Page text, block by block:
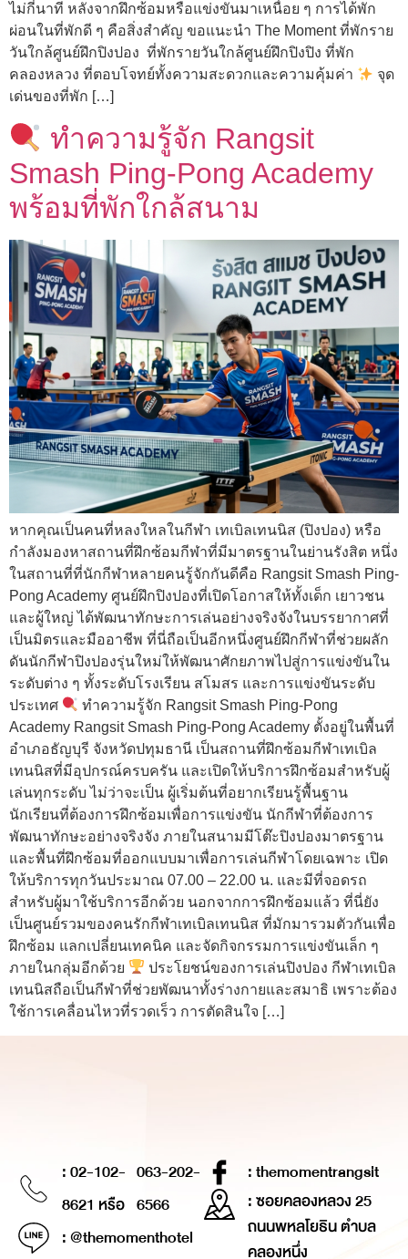
ไม่กี่นาที หลังจากฝึกซ้อมหรือแข่งขันมาเหนื่อย ๆ การได้พัก
ผ่อนในที่พักดี ๆ คือสิ่งสำคัญ ขอแนะนำ The Moment ที่พักราย
วันใกล้ศูนย์ฝึกปิงปอง ที่พักรายวันใกล้ศูนย์ฝึกปิงปิง ที่พัก
คลองหลวง ที่ตอบโจทย์ทั้งความสะดวกและความคุ้มค่า
จุด
เด่นของที่พัก […]
ทำความรู้จัก Rangsit
Smash Ping-Pong Academy
พร้อมที่พักใกล้สนาม
หากคุณเป็นคนที่หลงใหลในกีฬา เทเบิลเทนนิส (ปิงปอง) หรือ
กำลังมองหาสถานที่ฝึกซ้อมกีฬาที่มีมาตรฐานในย่านรังสิต หนึ่ง
ในสถานที่ที่นักกีฬาหลายคนรู้จักกันดีคือ Rangsit Smash Ping-
Pong Academy ศูนย์ฝึกปิงปองที่เปิดโอกาสให้ทั้งเด็ก เยาวชน
และผู้ใหญ่ ได้พัฒนาทักษะการเล่นอย่างจริงจังในบรรยากาศที่
เป็นมิตรและมืออาชีพ ที่นี่ถือเป็นอีกหนึ่งศูนย์ฝึกกีฬาที่ช่วยผลัก
ดันนักกีฬาปิงปองรุ่นใหม่ให้พัฒนาศักยภาพไปสู่การแข่งขันใน
ระดับต่าง ๆ ทั้งระดับโรงเรียน สโมสร และการแข่งขันระดับ
ประเทศ
ทำความรู้จัก Rangsit Smash Ping-Pong
Academy Rangsit Smash Ping-Pong Academy ตั้งอยู่ในพื้นที่
อำเภอธัญบุรี จังหวัดปทุมธานี เป็นสถานที่ฝึกซ้อมกีฬาเทเบิล
เทนนิสที่มีอุปกรณ์ครบครัน และเปิดให้บริการฝึกซ้อมสำหรับผู้
เล่นทุกระดับ ไม่ว่าจะเป็น ผู้เริ่มต้นที่อยากเรียนรู้พื้นฐาน
นักเรียนที่ต้องการฝึกซ้อมเพื่อการแข่งขัน นักกีฬาที่ต้องการ
พัฒนาทักษะอย่างจริงจัง ภายในสนามมีโต๊ะปิงปองมาตรฐาน
และพื้นที่ฝึกซ้อมที่ออกแบบมาเพื่อการเล่นกีฬาโดยเฉพาะ เปิด
ให้บริการทุกวันประมาณ 07.00 – 22.00 น. และมีที่จอดรถ
สำหรับผู้มาใช้บริการอีกด้วย นอกจากการฝึกซ้อมแล้ว ที่นี่ยัง
เป็นศูนย์รวมของคนรักกีฬาเทเบิลเทนนิส ที่มักมารวมตัวกันเพื่อ
ฝึกซ้อม แลกเปลี่ยนเทคนิค และจัดกิจกรรมการแข่งขันเล็ก ๆ
ภายในกลุ่มอีกด้วย
ประโยชน์ของการเล่นปิงปอง กีฬาเทเบิล
เทนนิสถือเป็นกีฬาที่ช่วยพัฒนาทั้งร่างกายและสมาธิ เพราะต้อง
ใช้การเคลื่อนไหวที่รวดเร็ว การตัดสินใจ […]
: 02-102-
8621 หรือ
063-202-
6566
: @themomenthotel
: themomentrangsit
: ซอยคลองหลวง 25
ถนนพหลโยธิน ตำบล
คลองหนึ่ง